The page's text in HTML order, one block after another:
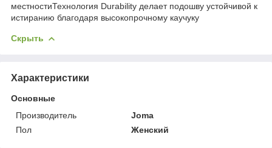
местностиТехнология Durability делает подошву устойчивой к
истиранию благодаря высокопрочному каучуку
Скрыть
Характеристики
Основные
Производитель
Joma
Пол
Женский